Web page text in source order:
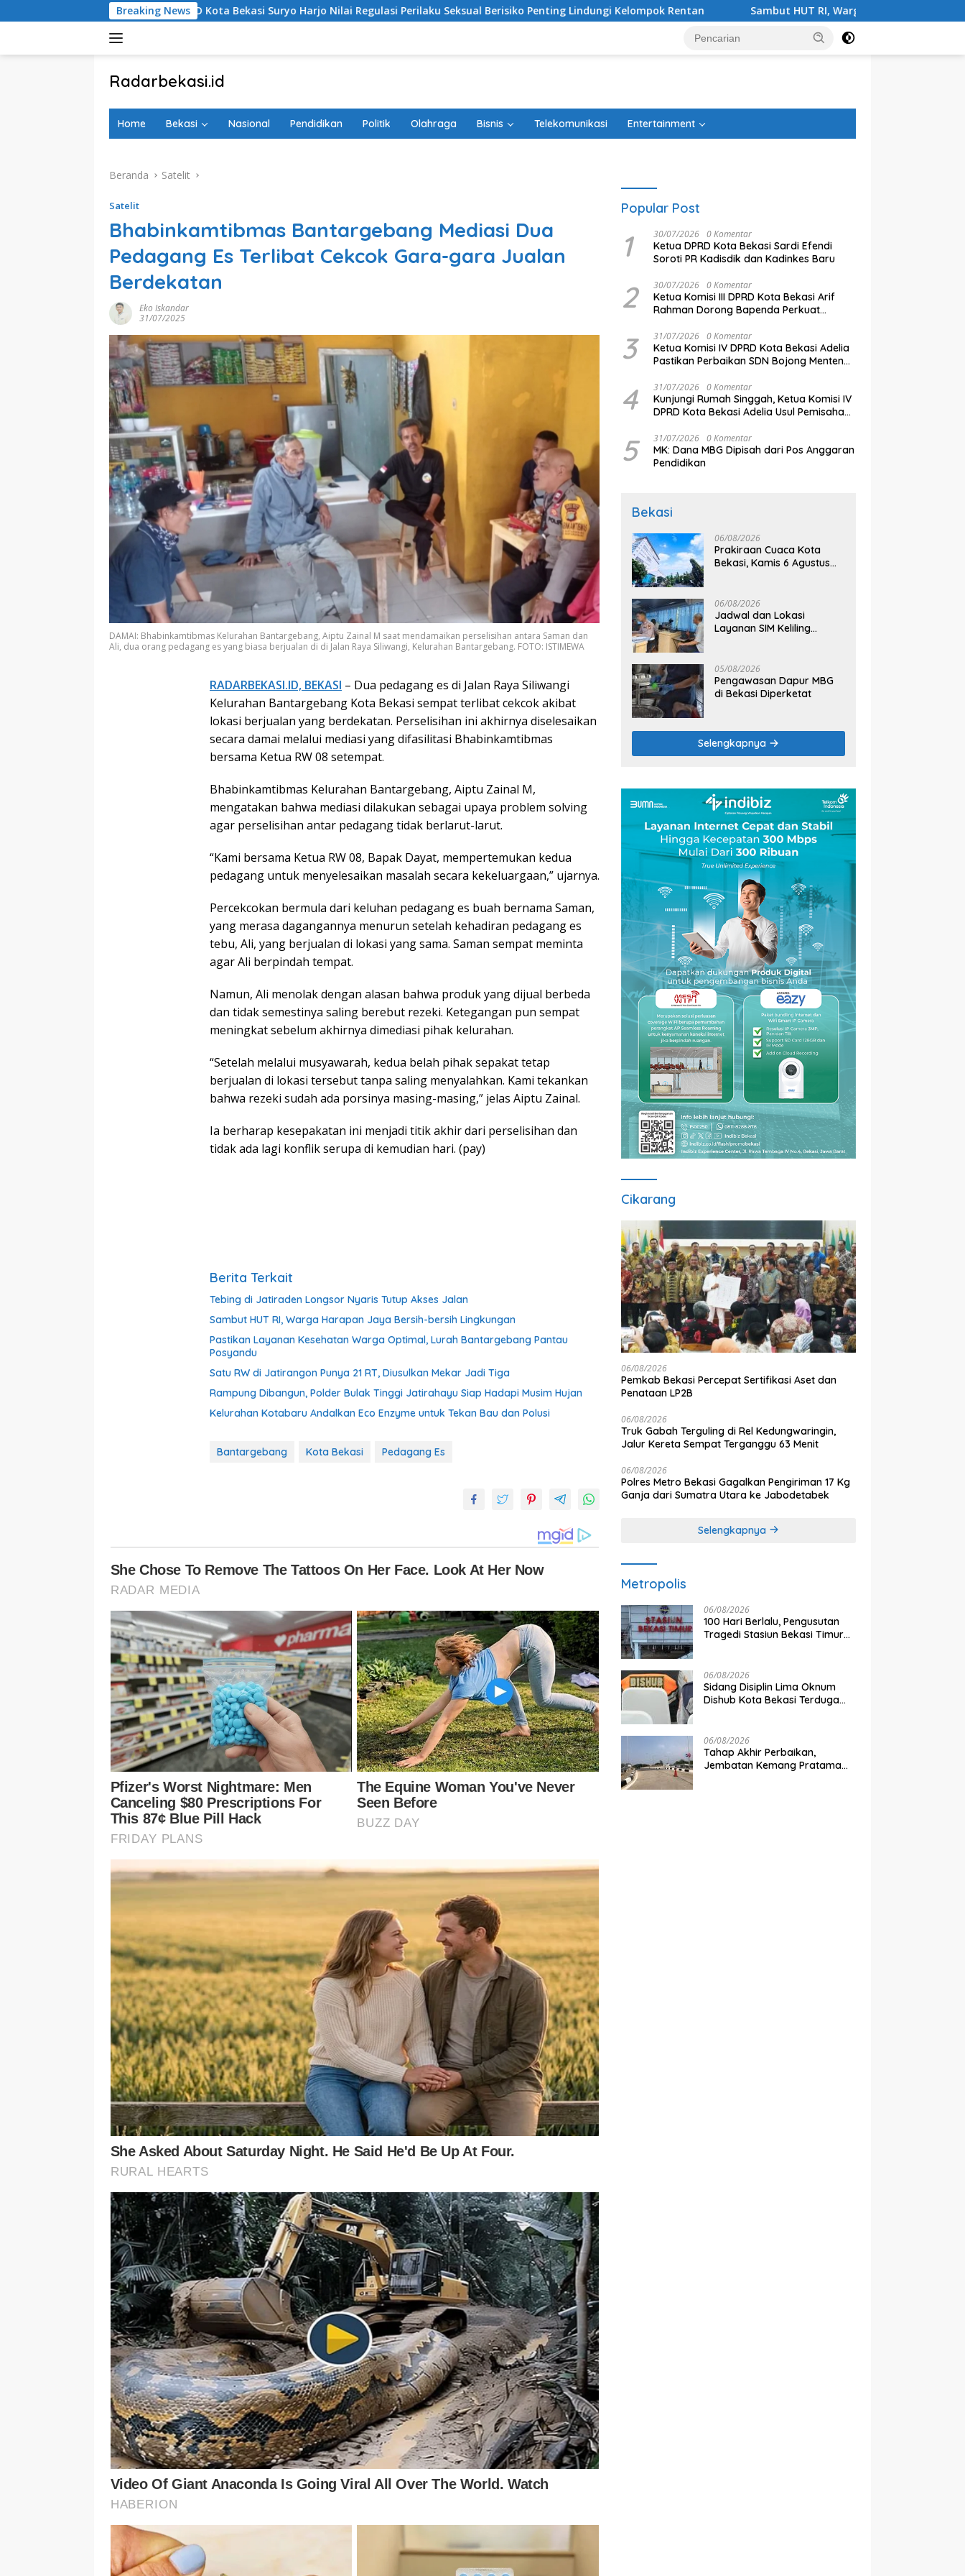
ke
Breaking News
DPRD Kota Bekasi Suryo Harjo Nilai Regulasi Perilaku Seksual Berisiko Penting Lindungi Kelompok Rentan Sambut HUT RI, Warga Harapan Jaya Bersih-bersih Lingkungan
Radarbekasi.id
Bekasi
Home Bekasi Nasional Pendidikan Politik Olahraga Bisnis Telekomunikasi Entertainment
Beranda Satelit
Satelit
Bhabinkamtibmas Bantargebang Mediasi Dua
Pedagang Es Terlibat Cekcok Gara-gara Jualan
Berdekatan
Eko Iskandar
31/07/2025
DAMAI: Bhabinkamtibmas Kelurahan Bantargebang, Aiptu Zainal M saat mendamaikan perselisihan antara Saman dan
Ali, dua orang pedagang es yang biasa berjualan di di Jalan Raya Siliwangi, Kelurahan Bantargebang. FOTO: ISTIMEWA
RADARBEKASI.ID, BEKASI – Dua pedagang es di Jalan Raya Siliwangi
Kelurahan Bantargebang Kota Bekasi sempat terlibat cekcok akibat
lokasi berjualan yang berdekatan. Perselisihan ini akhirnya diselesaikan
secara damai melalui mediasi yang difasilitasi Bhabinkamtibmas
bersama Ketua RW 08 setempat.
Bhabinkamtibmas Kelurahan Bantargebang, Aiptu Zainal M,
mengatakan bahwa mediasi dilakukan sebagai upaya problem solving
agar perselisihan antar pedagang tidak berlarut-larut.
“Kami bersama Ketua RW 08, Bapak Dayat, mempertemukan kedua
pedagang untuk menyelesaikan masalah secara kekeluargaan,” ujarnya.
Percekcokan bermula dari keluhan pedagang es buah bernama Saman,
yang merasa dagangannya menurun setelah kehadiran pedagang es
tebu, Ali, yang berjualan di lokasi yang sama. Saman sempat meminta
agar Ali berpindah tempat.
Namun, Ali menolak dengan alasan bahwa produk yang dijual berbeda
dan tidak semestinya saling berebut rezeki. Ketegangan pun sempat
meningkat sebelum akhirnya dimediasi pihak kelurahan.
“Setelah melalui musyawarah, kedua belah pihak sepakat tetap
berjualan di lokasi tersebut tanpa saling menyalahkan. Kami tekankan
bahwa rezeki sudah ada porsinya masing-masing,” jelas Aiptu Zainal.
Ia berharap kesepakatan ini menjadi titik akhir dari perselisihan dan
tidak ada lagi konflik serupa di kemudian hari. (pay)
Berita Terkait
Tebing di Jatiraden Longsor Nyaris Tutup Akses Jalan
Sambut HUT RI, Warga Harapan Jaya Bersih-bersih Lingkungan
Pastikan Layanan Kesehatan Warga Optimal, Lurah Bantargebang Pantau
Posyandu
Satu RW di Jatirangon Punya 21 RT, Diusulkan Mekar Jadi Tiga
Rampung Dibangun, Polder Bulak Tinggi Jatirahayu Siap Hadapi Musim Hujan
Kelurahan Kotabaru Andalkan Eco Enzyme untuk Tekan Bau dan Polusi
Bantargebang Kota Bekasi Pedagang Es
Popular Post
1 30/07/2026 0 Komentar
Ketua DPRD Kota Bekasi Sardi Efendi
Soroti PR Kadisdik dan Kadinkes Baru
2 30/07/2026 0 Komentar
Ketua Komisi III DPRD Kota Bekasi Arif
Rahman Dorong Bapenda Perkuat
3 31/07/2026 0 Komentar
Ketua Komisi IV DPRD Kota Bekasi Adelia
Pastikan Perbaikan SDN Bojong Menteng
4 31/07/2026 0 Komentar
Kunjungi Rumah Singgah, Ketua Komisi IV
DPRD Kota Bekasi Adelia Usul Pemisahan
5 31/07/2026 0 Komentar
MK: Dana MBG Dipisah dari Pos Anggaran
Pendidikan
Bekasi
06/08/2026
Prakiraan Cuaca Kota
Bekasi, Kamis 6 Agustus
06/08/2026
Jadwal dan Lokasi
Layanan SIM Keliling
05/08/2026
Pengawasan Dapur MBG
di Bekasi Diperketat
Selengkapnya
Cikarang
06/08/2026
Pemkab Bekasi Percepat Sertifikasi Aset dan
Penataan LP2B
06/08/2026
Truk Gabah Terguling di Rel Kedungwaringin,
Jalur Kereta Sempat Terganggu 63 Menit
06/08/2026
Polres Metro Bekasi Gagalkan Pengiriman 17 Kg
Ganja dari Sumatra Utara ke Jabodetabek
Selengkapnya
Metropolis
06/08/2026
100 Hari Berlalu, Pengusutan
Tragedi Stasiun Bekasi Timur
06/08/2026
Sidang Disiplin Lima Oknum
Dishub Kota Bekasi Terduga
06/08/2026
Tahap Akhir Perbaikan,
Jembatan Kemang Pratama